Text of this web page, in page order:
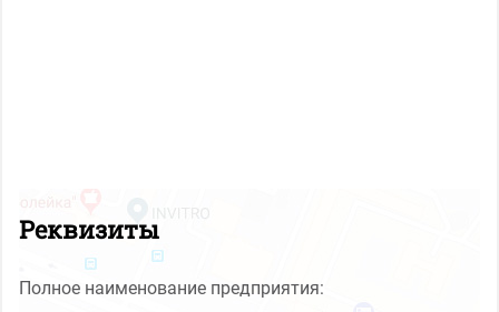
Реквизиты
Полное наименование предприятия: